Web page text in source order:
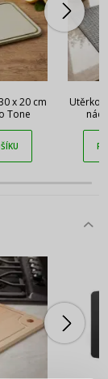
x 20 cm
Tone